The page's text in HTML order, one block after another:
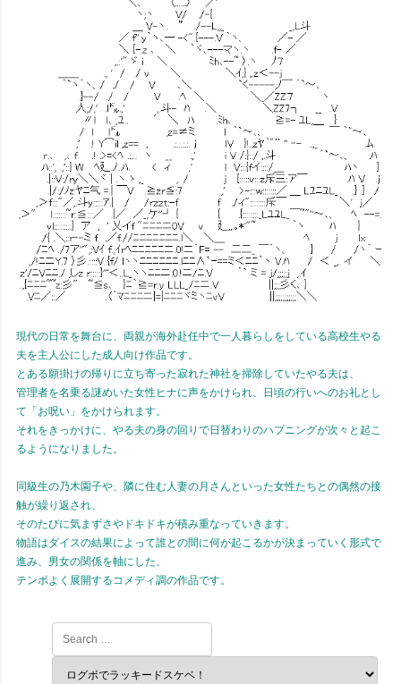
現代の日常を舞台に、両親が海外赴任中で一人暮らしをしている高校生やる
夫を主人公にした成人向け作品です。
とある願掛けの帰りに立ち寄った寂れた神社を掃除していたやる夫は、
管理者を名乗る謎めいた女性ヒナに声をかけられ、日頃の行いへのお礼とし
て「お呪い」をかけられます。
それをきっかけに、やる夫の身の回りで日替わりのハプニングが次々と起こ
るようになりました。
同級生の乃木園子や、隣に住む人妻の月さんといった女性たちとの偶然の接
触が繰り返され、
そのたびに気まずさやドキドキが積み重なっていきます。
物語はダイスの結果によって誰との間に何が起こるかが決まっていく形式で
進み、男女の関係を軸にした、
テンポよく展開するコメディ調の作品です。